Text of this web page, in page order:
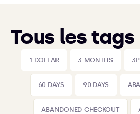
Tous les tags
1 DOLLAR 3 MONTHS
60 DAYS 90 DAYS
ABANDONED CHECKOUT